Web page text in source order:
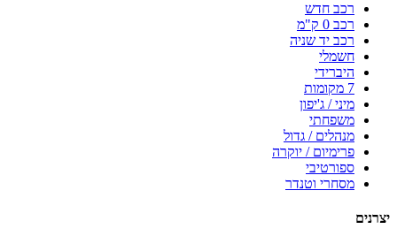
רכב חדש
רכב 0 ק"מ
רכב יד שניה
חשמלי
היברידי
7 מקומות
מיני / ג'יפון
משפחתי
מנהלים / גדול
פרימיום / יוקרה
ספורטיבי
מסחרי וטנדר
יצרנים